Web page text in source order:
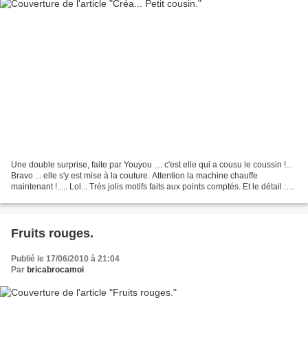
Une double surprise, faite par Youyou .... c'est elle qui a cousu le coussin !...
Bravo ... elle s'y est mise à la couture. Attention la machine chauffe
maintenant !..... Lol... Très jolis motifs faits aux points comptés. Et le détail :
Fruits rouges.
Publié le 17/06/2010 à 21:04
Par bricabrocamoi